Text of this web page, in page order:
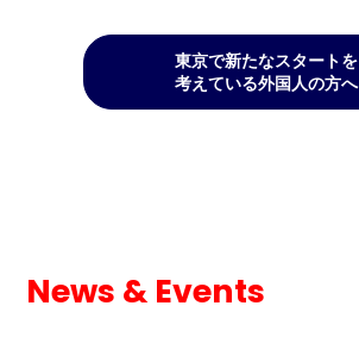
東京で新たなスタートを
考えている外国人の方へ
News & Events